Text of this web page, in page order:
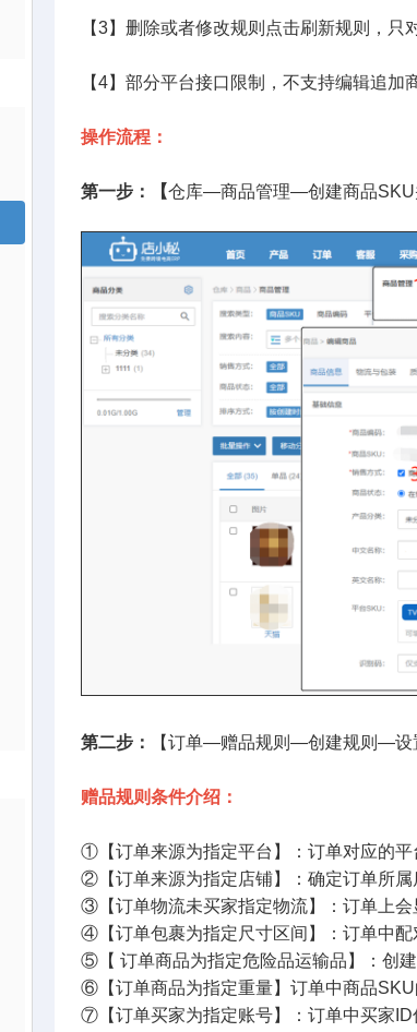
【3】删除或者修改规则点击刷新规则，
【4】部分平台接口限制，不支持编辑追
操作流程：
第一步：【仓库—商品管理—创建商品SKU
第二步： 【订单—赠品规则—创建规则—设
赠品规则条件介绍：
①【订单来源为指定平台】：订单对应的平
②【订单来源为指定店铺】：确定订单所属
③【订单物流未买家指定物流】：订单上
④【订单包裹为指定尺寸区间】：订单中
⑤【 订单商品为指定危险品运输品】：创
⑥【订单商品为指定重量】订单中商品
⑦【订单买家为指定账号】：订单中买家